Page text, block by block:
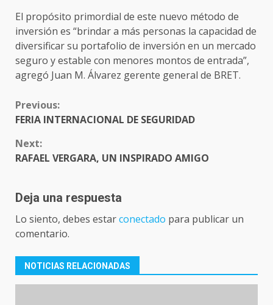
El propósito primordial de este nuevo método de
inversión es “brindar a más personas la capacidad de
diversificar su portafolio de inversión en un mercado
seguro y estable con menores montos de entrada”,
agregó Juan M. Álvarez gerente general de BRET.
CONTINUE
READING
Previous:
FERIA INTERNACIONAL DE SEGURIDAD
Next:
RAFAEL VERGARA, UN INSPIRADO AMIGO
Deja una respuesta
Lo siento, debes estarconectado para publicar un
comentario.
NOTICIAS RELACIONADAS